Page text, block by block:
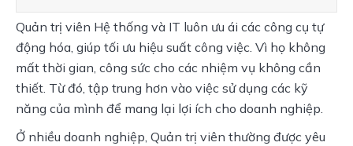
Quản trị viên Hệ thống và IT luôn ưu ái các công cụ tự
động hóa, giúp tối ưu hiệu suất công việc. Vì họ không
mất thời gian, công sức cho các nhiệm vụ không cần
thiết. Từ đó, tập trung hơn vào việc sử dụng các kỹ
năng của mình để mang lại lợi ích cho doanh nghiệp.
Ở nhiều doanh nghiệp, Quản trị viên thường được yêu